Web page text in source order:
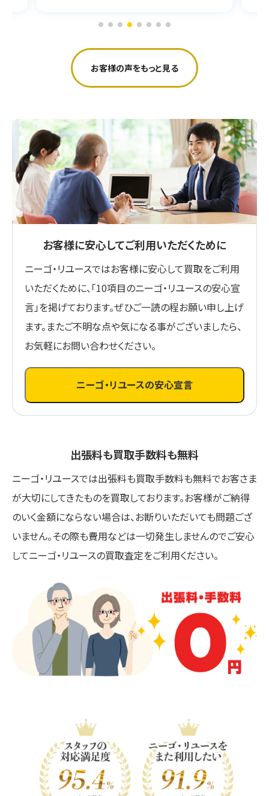
お客様の声をもっと見る
お客様に安心してご利用いただくために
ニーゴ・リユースではお客様に安心して買取をご利用
いただくために、「10項目のニーゴ・リユースの安心宣
言」を掲げております。ぜひご一読の程お願い申し上げ
ます。またご不明な点や気になる事がございましたら、
お気軽にお問い合わせください。
ニーゴ・リユースの安心宣言
出張料も買取手数料も無料
ニーゴ・リユースでは出張料も買取手数料も無料でお客さま
が大切にしてきたものを買取しております。お客様がご納得
のいく金額にならない場合は、お断りいただいても問題ござ
いません。その際も費用などは一切発生しませんのでご安心
してニーゴ・リユースの買取査定をご利用ください。